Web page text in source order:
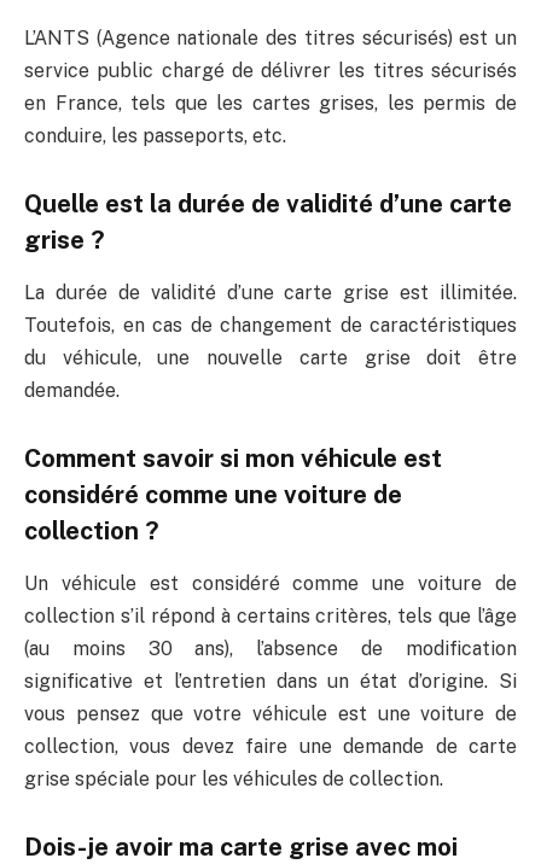
L’ANTS (Agence nationale des titres sécurisés) est un
service public chargé de délivrer les titres sécurisés
en France, tels que les cartes grises, les permis de
conduire, les passeports, etc.
Quelle est la durée de validité d’une carte
grise ?
La durée de validité d’une carte grise est illimitée.
Toutefois, en cas de changement de caractéristiques
du véhicule, une nouvelle carte grise doit être
demandée.
Comment savoir si mon véhicule est
considéré comme une voiture de
collection ?
Un véhicule est considéré comme une voiture de
collection s’il répond à certains critères, tels que l’âge
(au moins 30 ans), l’absence de modification
significative et l’entretien dans un état d’origine. Si
vous pensez que votre véhicule est une voiture de
collection, vous devez faire une demande de carte
grise spéciale pour les véhicules de collection.
Dois-je avoir ma carte grise avec moi